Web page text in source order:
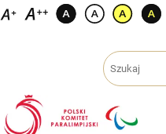
Przejdź